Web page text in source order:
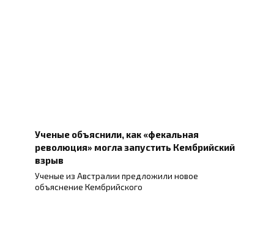
Ученые объяснили, как «фекальная
революция» могла запустить Кембрийский
взрыв
Ученые из Австралии предложили новое
объяснение Кембрийского